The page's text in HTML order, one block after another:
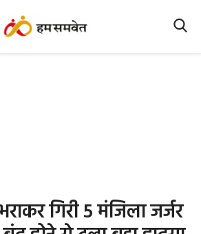
गिरी 5 मंजिला जर्जर